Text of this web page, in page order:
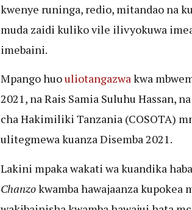
kwenye runinga, redio, mitandao na
muda zaidi kuliko vile ilivyokuwa
imebaini.
Mpango huouliotangazwakwa
2021, na Rais Samia Suluhu Hassan, na
cha Hakimiliki Tanzania (COSOTA)
ulitegmewa kuanza Disemba 2021.
Lakini mpaka wakati wa kuandika
Chanzokwamba hawajaanza kupokea